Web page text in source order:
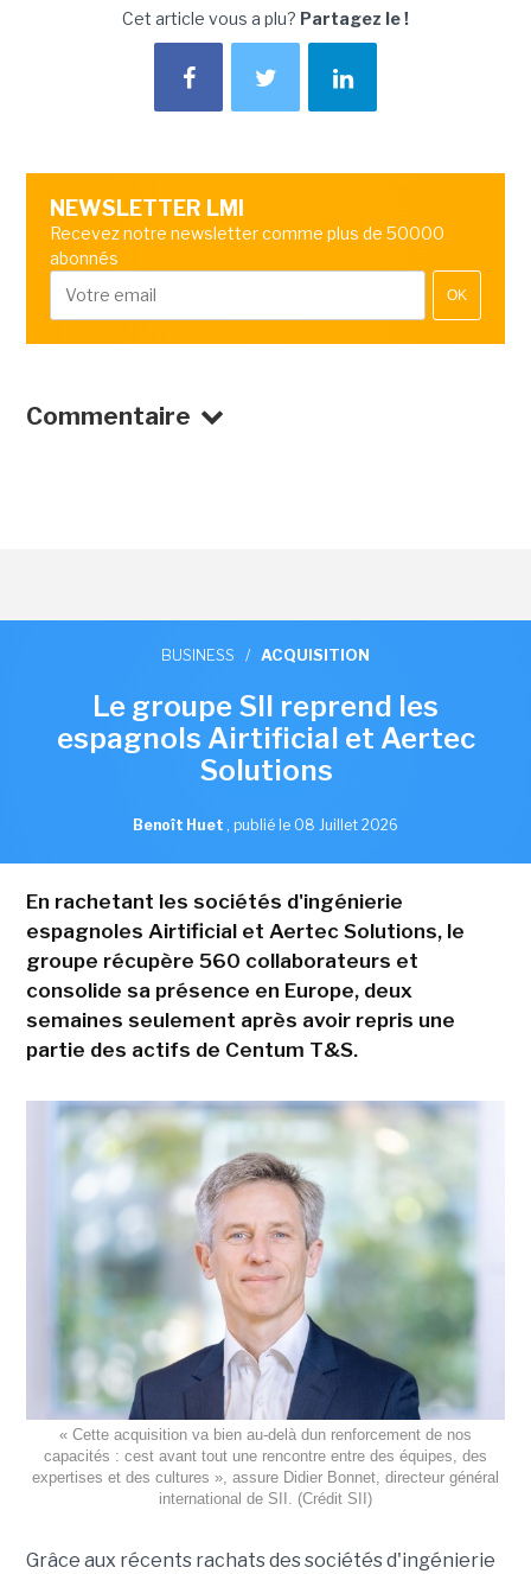
Cet article vous a plu? Partagez le !
NEWSLETTER LMI
Recevez notre newsletter comme plus de 50000
abonnés
OK
Commentaire
BUSINESS / ACQUISITION
Le groupe SII reprend les
espagnols Airtificial et Aertec
Solutions
Benoît Huet , publié le 08 Juillet 2026
En rachetant les sociétés d'ingénierie
espagnoles Airtificial et Aertec Solutions, le
groupe récupère 560 collaborateurs et
consolide sa présence en Europe, deux
semaines seulement après avoir repris une
partie des actifs de Centum T&S.
« Cette acquisition va bien au-delà dun renforcement de nos
capacités : cest avant tout une rencontre entre des équipes, des
expertises et des cultures », assure Didier Bonnet, directeur général
international de SII. (Crédit SII)
Grâce aux récents rachats des sociétés d'ingénierie